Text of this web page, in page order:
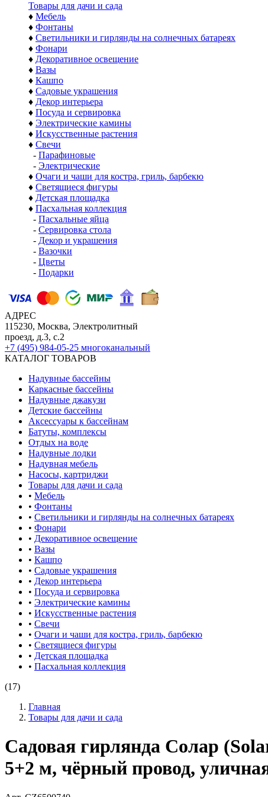
Товары для дачи и сада
♦ Мебель
♦ Фонтаны
♦ Светильники и гирлянды на солнечных батареях
♦ Фонари
♦ Декоративное освещение
♦ Вазы
♦ Кашпо
♦ Садовые украшения
♦ Декор интерьера
♦ Посуда и сервировка
♦ Электрические камины
♦ Искусственные растения
♦ Свечи
- Парафиновые
- Электрические
♦ Очаги и чаши для костра, гриль, барбекю
♦ Светящиеся фигуры
♦ Детская площадка
♦ Пасхальная коллекция
- Пасхальные яйца
- Сервировка стола
- Декор и украшения
- Вазочки
- Цветы
- Подарки
АДРЕС
115230, Москва, Электролитный
проезд, д.3, с.2
+7 (495) 984-05-25 многоканальный
КАТАЛОГ ТОВАРОВ
Надувные бассейны
Каркасные бассейны
Надувные джакузи
Детские бассейны
Аксессуары к бассейнам
Батуты, комплексы
Отдых на воде
Надувные лодки
Надувная мебель
Насосы, картриджи
Товары для дачи и сада
• Мебель
• Фонтаны
• Светильники и гирлянды на солнечных батареях
• Фонари
• Декоративное освещение
• Вазы
• Кашпо
• Садовые украшения
• Декор интерьера
• Посуда и сервировка
• Электрические камины
• Искусственные растения
• Свечи
• Очаги и чаши для костра, гриль, барбекю
• Светящиеся фигуры
• Детская площадка
• Пасхальная коллекция
(17)
Главная
Товары для дачи и сада
Садовая гирлянда Солар
5+2 м, чёрный провод,